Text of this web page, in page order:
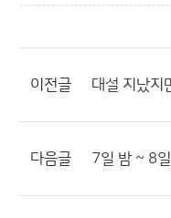
이전글 대설 지났지
다음글